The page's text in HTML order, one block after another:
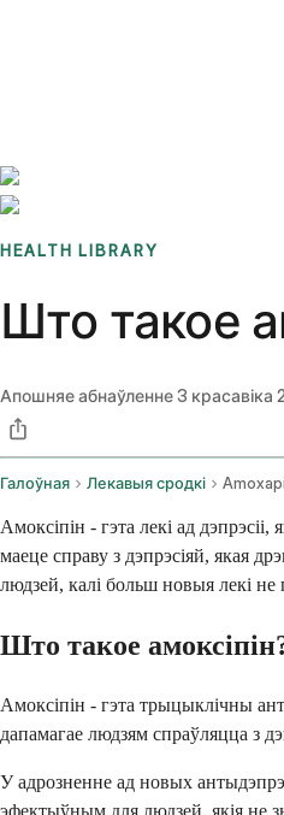
HEALTH LIBRARY
Што такое
Апошняе абнаўленне3 красавіка
Галоўная Лекавыя сродкі
Амоксіпін - гэта лекі ад
маеце справу з дэпрэсіяй, якая
людзей, калі больш новыя лекі не
Што такое
Амоксіпін - гэта трыцыклічны
дапамагае людзям спраўляцца з
У адрозненне ад новых
эфектыўным для людзей, якія не